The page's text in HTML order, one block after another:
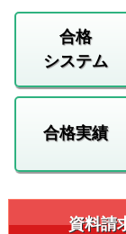
合格
システム
合格実績
資料請